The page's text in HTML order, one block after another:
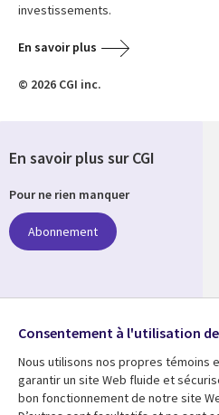
investissements.
En savoir plus
© 2026 CGI inc.
En savoir plus sur CGI
Pour ne rien manquer
Abonnement
Suivez-nous
Social
Media
Global
Consentement à l'utilisation
Nous utilisons nos propres témoins
garantir un site Web fluide et
bon fonctionnement de notre site